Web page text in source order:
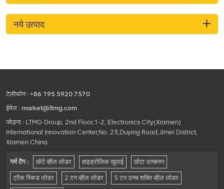
नये उत्पाद
टेलीफोन : +86 195 5920 7570
ईमेल : market@ltmg.com
जोड़ना : LTMG Group, 2nd Floor,1-2, Electronics City(Xiamen)
International Innovation Center,No. 23,Duying Road,Jimei District,
Xiamen China
गर्म टैग : छोटे व्हील लोडर हाइड्रोलिक खुदाई छोटा उत्खनन
ट्रैक स्किड लोडर 2 टन व्हील लोडर 5 टन उच्च शक्ति व्हील लोडर